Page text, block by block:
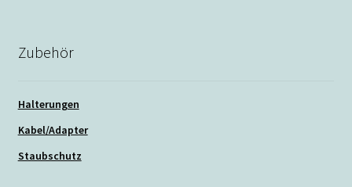
Zubehör
Halterungen
Kabel/Adapter
Staubschutz